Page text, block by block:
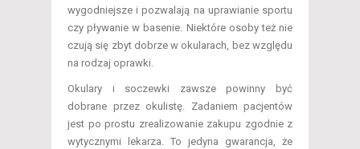
wygodniejsze i pozwalają na uprawianie sportu
czy pływanie w basenie. Niektóre osoby też nie
czują się zbyt dobrze w okularach, bez względu
na rodzaj oprawki.
Okulary i soczewki zawsze powinny być
dobrane przez okulistę. Zadaniem pacjentów
jest po prostu zrealizowanie zakupu zgodnie z
wytycznymi lekarza. To jedyna gwarancja, że